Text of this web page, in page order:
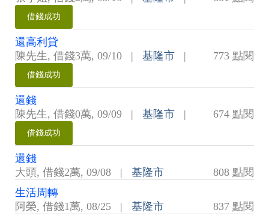
借錢成功
還高利貸
陳先生, 借錢3萬, 09/10 | 基隆市 773 點閱
|
借錢成功
還錢
陳先生, 借錢0萬, 09/09 | 基隆市 674 點閱
|
借錢成功
還錢
大頭, 借錢2萬, 09/08 | 基隆市
808 點閱
生活周轉
阿榮, 借錢1萬, 08/25 | 基隆市
837 點閱